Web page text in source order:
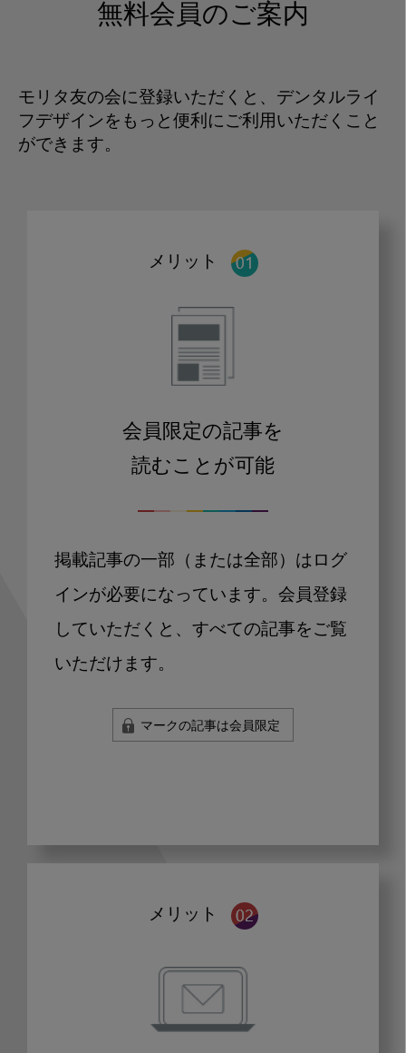
無料会員のご案内
モリタ友の会に登録いただくと、デンタルライ
フデザインをもっと便利にご利用いただくこと
ができます。
メリット
会員限定の記事を
読むことが可能
掲載記事の一部（または全部）はログ
インが必要になっています。会員登録
していただくと、すべての記事をご覧
いただけます。
マークの記事は会員限定
メリット